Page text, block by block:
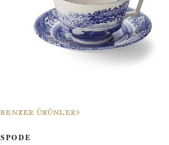
BENZER ÜRÜNLER
SPODE